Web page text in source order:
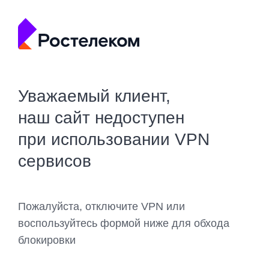
Уважаемый клиент,
наш сайт недоступен
при использовании VPN
сервисов
Пожалуйста, отключите VPN или
воспользуйтесь формой ниже для обхода
блокировки